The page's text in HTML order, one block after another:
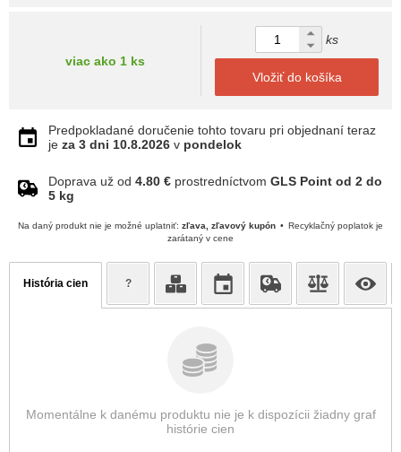
viac ako 1 ks
ks
Vložiť do košíka
Predpokladané doručenie tohto tovaru pri objednaní teraz
je za 3 dni 10.8.2026 v pondelok
Doprava už od 4.80 € prostredníctvom GLS Point od 2 do
5 kg
Na daný produkt nie je možné uplatniť: zľava, zľavový kupón
Recyklačný poplatok je
zarátaný v cene
História cien ?
Momentálne k danému produktu nie je k dispozícii žiadny graf
histórie cien